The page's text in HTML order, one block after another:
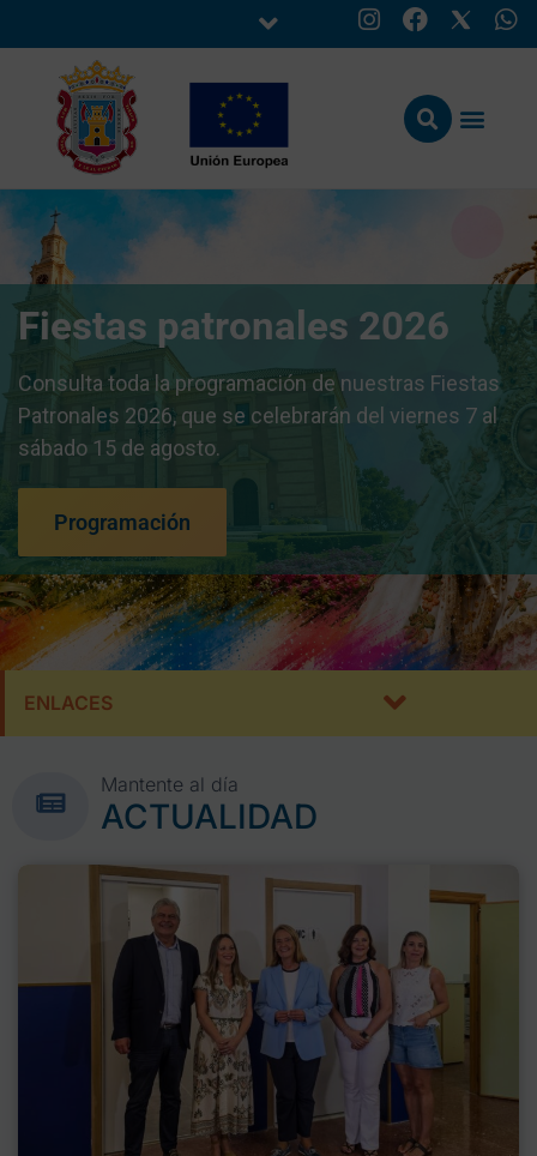
Fiestas patronales 2026
Consulta toda la programación de nuestras Fiestas
Patronales 2026, que se celebrarán del viernes 7 al
sábado 15 de agosto.
Programación
ENLACES
Mantente al día
ACTUALIDAD